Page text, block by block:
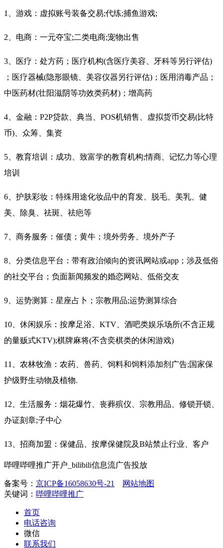
1、游戏：虚拟账号装备交易;代练;捕鱼游戏;
2、电商：一元夺宝;二类电商;宠物出售
3、医疗：处方药；医疗机构(含医疗美容、牙科等另行评估)
；医疗器械(隐形眼镜、美容仪器另行评估)；医用消毒产品；
中医药材(壮阳滋阴等功效类药材)；增高药
4、金融：P2P贷款、典当、POS机销售、虚拟货币交易(比特
币)、众筹、集资
5、教育培训：成功、致富学的教育机构;情商、记忆力等心理
培训
6、护肤彩妆：特殊用途化妆品中的育发、脱毛、美乳、健
美、除臭、祛斑、祛疤等
7、商务服务：催债；黄牛；境外劳务、境外产子
8、分类信息平台：带有政治倾向的资讯网站或app；涉及低俗
的社交平台；负面新闻频发的婚恋网站、低俗交友
9、运势测算：星座占卜；宗教用品;运势测算综合
10、休闲娱乐：按摩足浴、KTV、酒吧类娱乐场所(不含正规
的量贩式KTV);棋牌麻将(不含奕棋类的休闲游戏)
11、农林牧渔：农药、兽药、饲料和饲料添加剂广告;国家保
护级野生动物及植物.
12、生活服务：烟花爆竹、丧葬殡仪、宗教用品、修锁开锁、
办证刻章;子中心
13、招商加盟：保健品、按摩保健院及B站禁止行业、客户
哔哩哔哩推广开户_bilibili信息流广告投放
备案号： 京ICP备16058630号-21
网站地图
关键词： 哔哩哔哩推广
首页
电话咨询
微信
联系我们